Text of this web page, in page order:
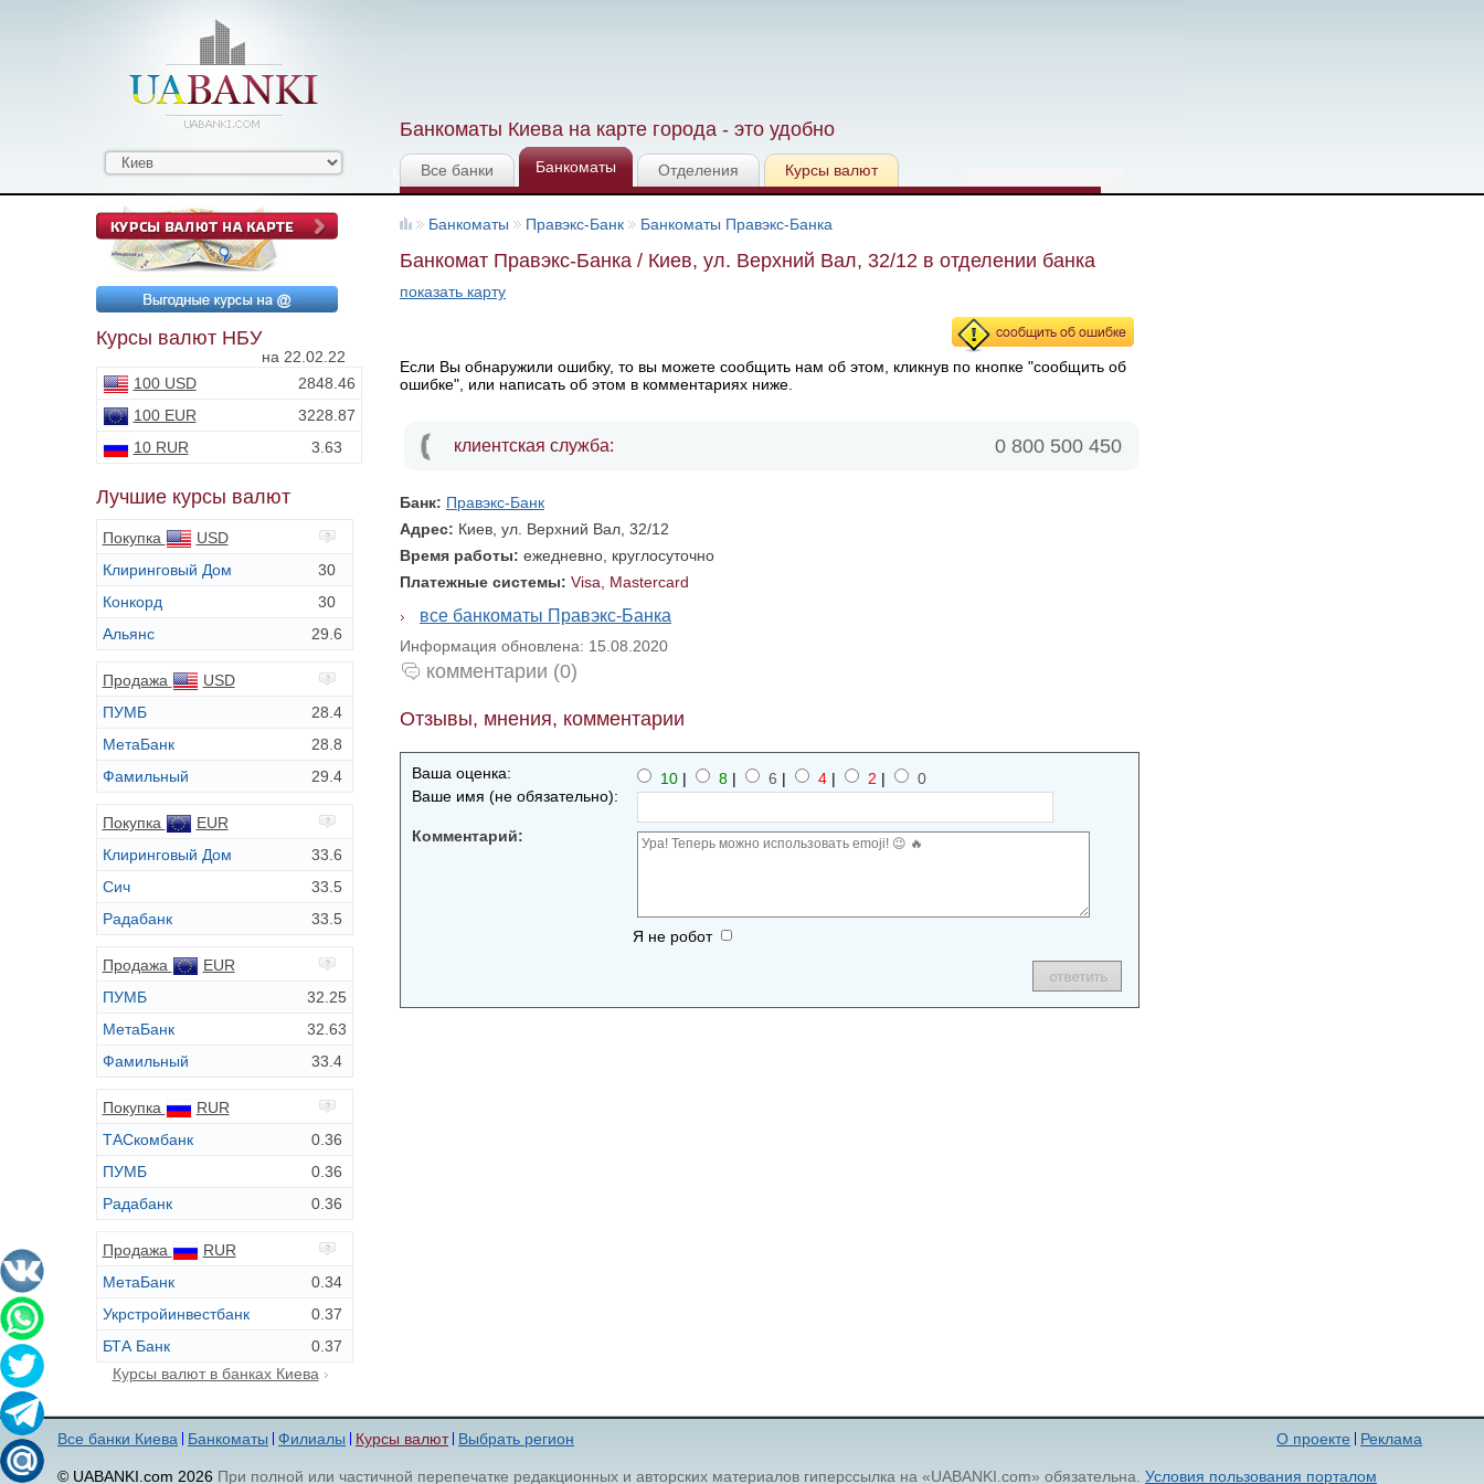
Банкоматы Киева на карте города - это удобно
Все банки Банкоматы Отделения Курсы валют
Курсы валют НБУ
на 22.02.22
100 USD
2848.46
100 EUR
3228.87
10 RUR
3.63
Лучшие курсы валют
Покупка
USD
Клиринговый Дом
30
Конкорд
30
Альянс
29.6
Продажа
USD
ПУМБ
28.4
МетаБанк
28.8
Фамильный
29.4
Покупка
EUR
Клиринговый Дом
33.6
Сич
33.5
Радабанк
33.5
Продажа
EUR
ПУМБ
32.25
МетаБанк
32.63
Фамильный
33.4
Покупка
RUR
ТАСкомбанк
0.36
ПУМБ
0.36
Радабанк
0.36
Продажа
RUR
МетаБанк
0.34
Укрстройинвестбанк
0.37
БТА Банк
0.37
Курсы валют в банках Киева
Банкоматы Правэкс-Банк Банкоматы Правэкс-Банка
Банкомат Правэкс-Банка / Киев, ул. Верхний Вал, 32/12 в отделении банка
показать карту
Если Вы обнаружили ошибку, то вы можете сообщить нам об этом, кликнув по кнопке "сообщить об
ошибке", или написать об этом в комментариях ниже.
клиентская служба: 0 800 500 450
Банк: Правэкс-Банк
Адрес: Киев, ул. Верхний Вал, 32/12
Время работы: ежедневно, круглосуточно
Платежные системы: Visa, Mastercard
все банкоматы Правэкс-Банка
Информация обновлена: 15.08.2020
комментарии (0)
Отзывы, мнения, комментарии
Ваша оценка: 10 | 8 | 6 | 4 | 2 |
0
Ваше имя (не обязательно):
Комментарий:
Я не робот
Реклама
О проекте
Все банки Киева Банкоматы Филиалы Курсы валют Выбрать регион
© UABANKI.com 2026 При полной или частичной перепечатке редакционных и авторских материалов гиперссылка на «UABANKI.com» обязательна. Условия пользования порталом